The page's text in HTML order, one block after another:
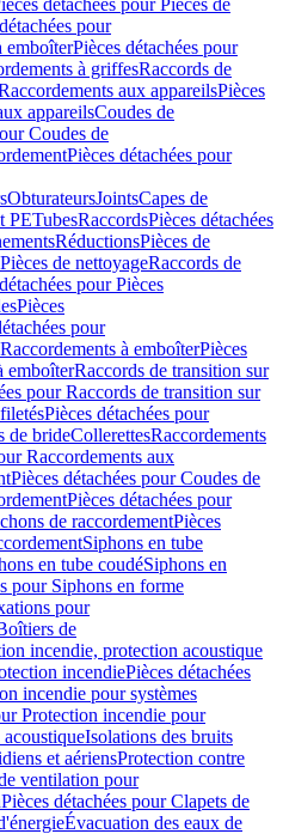
détachées pour Pièces de
pour
emboîterPièces détachées pour
à griffesRaccords de
aux appareilsPièces
appareilsCoudes de
Coudes de
Pièces détachées pour
ObturateursJointsCapes de
PETubesRaccordsPièces détachées
RéductionsPièces de
de nettoyageRaccords de
pour Pièces
Pièces
pour
Raccordements à emboîterPièces
emboîterRaccords de transition sur
pour Raccords de transition sur
Pièces détachées pour
de brideCollerettesRaccordements
Raccordements aux
Pièces détachées pour Coudes de
Pièces détachées pour
de raccordementPièces
Siphons en tube
en tube coudéSiphons en
pour Siphons en forme
pour
de
incendie, protection acoustique
incendiePièces détachées
incendie pour systèmes
Protection incendie pour
Isolations des bruits
et aériensProtection contre
ventilation pour
Pièces détachées pour Clapets de
Évacuation des eaux de